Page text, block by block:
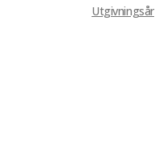
Utgivningsår